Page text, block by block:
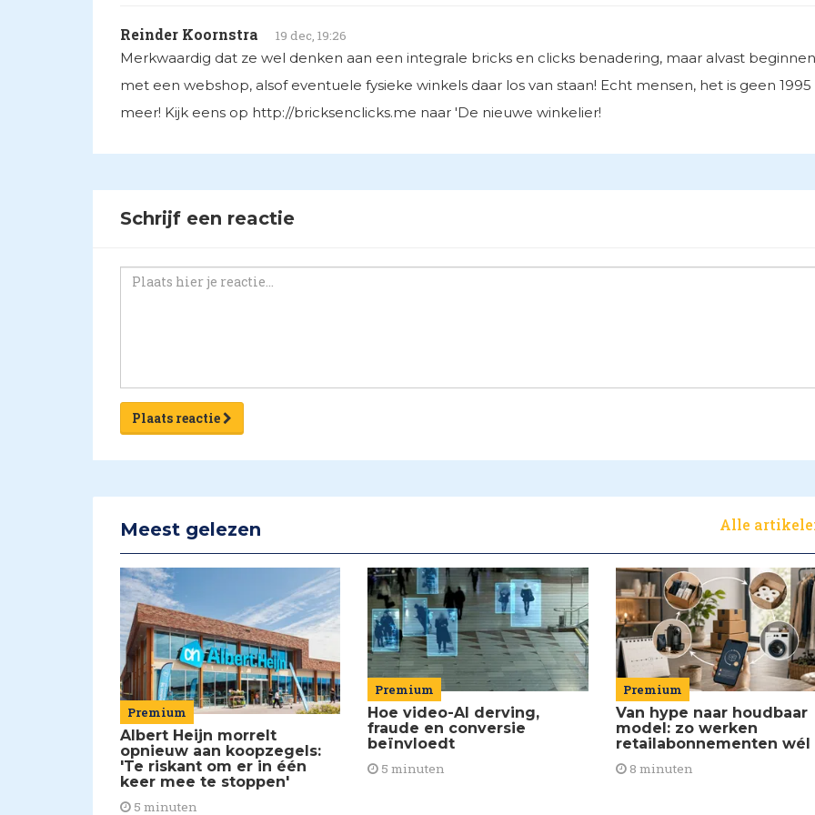
Reinder Koornstra 19 dec, 19:26
Merkwaardig dat ze wel denken aan een integrale bricks en clicks benadering, maar alvast beginnen
met een webshop, alsof eventuele fysieke winkels daar los van staan! Echt mensen, het is geen 1995
meer! Kijk eens op http://bricksenclicks.me naar 'De nieuwe winkelier!
Schrijf een reactie
Plaats reactie
Meest gelezen Alle
Premium
Albert Heijn morrelt
opnieuw aan koopzegels:
'Te riskant om er in één
keer mee te stoppen'
5 minuten
Premium
Hoe video-AI derving,
fraude en conversie
beïnvloedt
5 minuten
Premium
Van hype naar houdbaar
model: zo werken
retailabonnementen wél
8 minuten